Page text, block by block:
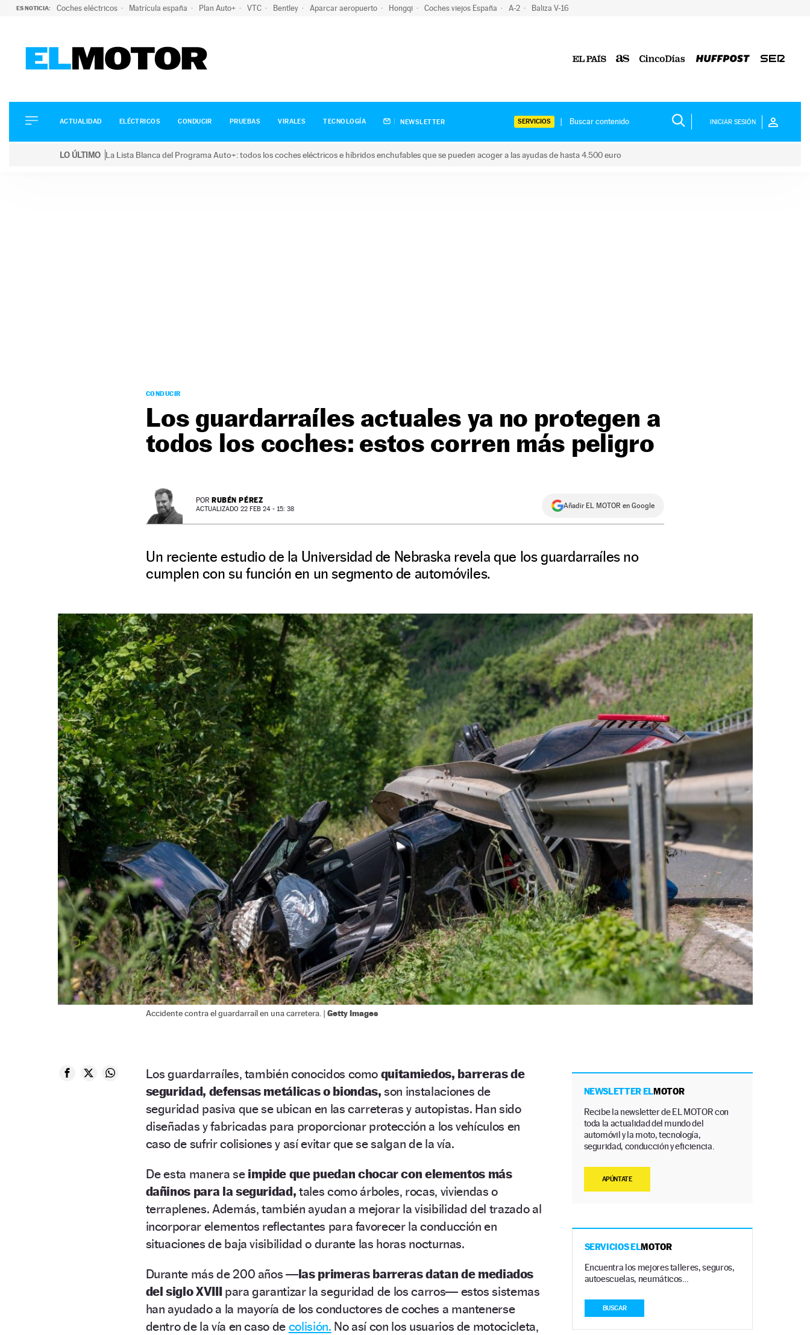
ES NOTICIA: Coches eléctricos Matrícula españa Plan Auto+ VTC Bentley Aparcar aeropuerto Hongqi Coches viejos España A-2 Baliza V-16
ELÉCTRICOS
CONDUCIR
ACTUALIDAD ELÉCTRICOS CONDUCIR PRUEBAS VIRALES TECNOLOGÍA NEWSLETTER SERVICIOS INICIAR SESIÓN
LO ÚLTIMO La Lista Blanca del Programa Auto+: todos los coches eléctricos e híbridos enchufables que se pueden acoger a las ayudas de hasta 4.500 euro
CONDUCIR
Los guardarraíles actuales ya no protegen a
todos los coches: estos corren más peligro
POR RUBÉN PÉREZ
ACTUALIZADO 22 FEB 24 - 15: 38 Añadir EL MOTOR en Google
Un reciente estudio de la Universidad de Nebraska revela que los guardarraíles no
cumplen con su función en un segmento de automóviles.
Accidente contra el guardarraíl en una carretera. | Getty Images
Los guardarraíles, también conocidos como quitamiedos, barreras de
seguridad, defensas metálicas o biondas, son instalaciones de
seguridad pasiva que se ubican en las carreteras y autopistas. Han sido
diseñadas y fabricadas para proporcionar protección a los vehículos en
caso de sufrir colisiones y así evitar que se salgan de la vía.
De esta manera se impide que puedan chocar con elementos más
dañinos para la seguridad, tales como árboles, rocas, viviendas o
terraplenes. Además, también ayudan a mejorar la visibilidad del trazado al
incorporar elementos reflectantes para favorecer la conducción en
situaciones de baja visibilidad o durante las horas nocturnas.
Durante más de 200 años—las primeras barreras datan de mediados
del siglo XVIIIpara garantizar la seguridad de los carros— estos sistemas
han ayudado a la mayoría de los conductores de coches a mantenerse
dentro de la vía en caso de colisión. No así con los usuarios de motocicleta,
NEWSLETTER ELMOTOR
Recibe la newsletter de EL MOTOR con
toda la actualidad del mundo del
automóvil y la moto, tecnología,
seguridad, conducción y eficiencia.
APÚNTATE
SERVICIOS ELMOTOR
Encuentra los mejores talleres, seguros,
autoescuelas, neumáticos…
BUSCAR